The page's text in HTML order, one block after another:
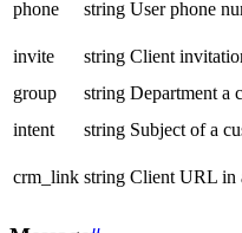
phone
string User phone
invite
string Client
group
string Department a
intent
string Subject of a
crm_link string Client URL in